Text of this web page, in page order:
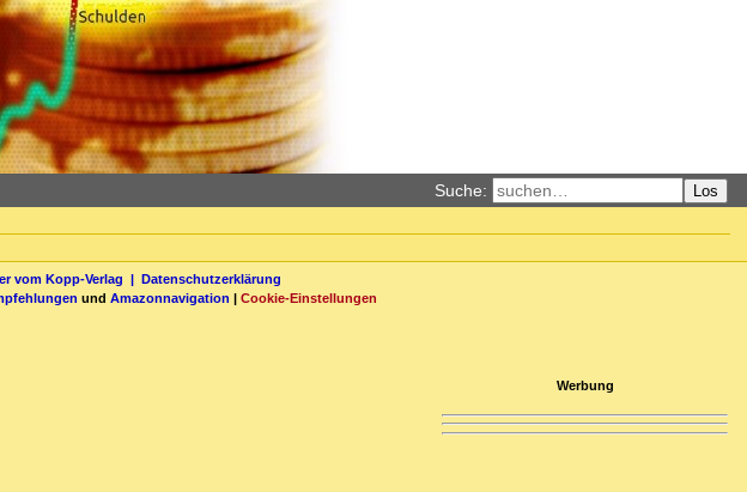
Suche: Los
vom Kopp-Verlag | Datenschutzerklärung
und Amazonnavigation | Cookie-Einstellungen
Werbung